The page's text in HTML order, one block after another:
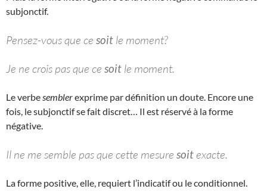
subjonctif.
Pensez-vous que ce soit le moment?
Je ne crois pas que ce soit le moment.
Le verbesemblerexprime par définition un doute. Encore une
fois, le subjonctif se fait discret… Il est réservé à la forme
négative.
Il ne me semble pas que cette mesure soitexacte.
La forme positive, elle, requiert l’indicatif ou le conditionnel.